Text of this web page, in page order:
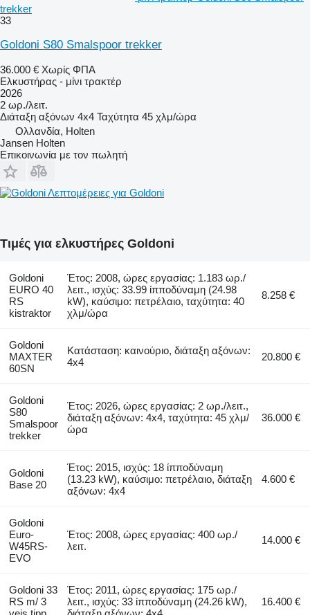
trekker
33
Goldoni S80 Smalspoor trekker
36.000 € Χωρίς ΦΠΑ
Ελκυστήρας - μίνι τρακτέρ
2026
2 ωρ./λειτ.
Διάταξη αξόνων 4x4 Ταχύτητα 45 χλμ/ώρα
Ολλανδία, Holten
Jansen Holten
Επικοινωνία με τον πωλητή
Λεπτομέρειες για Goldoni
Τιμές για ελκυστήρες Goldoni
Goldoni
EURO 40
RS
kistraktor
Έτος: 2008, ώρες εργασίας: 1.183 ωρ./
λειτ., ισχύς: 33.99 ίπποδύναμη (24.98
kW), καύσιμο: πετρέλαιο, ταχύτητα: 40
χλμ/ώρα
8.258 €
Goldoni
MAXTER
60SN
Κατάσταση: καινούριο, διάταξη αξόνων:
4x4
20.800 €
Goldoni
S80
Smalspoor
trekker
Έτος: 2026, ώρες εργασίας: 2 ωρ./λειτ.,
διάταξη αξόνων: 4x4, ταχύτητα: 45 χλμ/
ώρα
36.000 €
Goldoni
Base 20
Έτος: 2015, ισχύς: 18 ίπποδύναμη
(13.23 kW), καύσιμο: πετρέλαιο, διάταξη
αξόνων: 4x4
4.600 €
Goldoni
Euro-
W45RS-
EVO
Έτος: 2008, ώρες εργασίας: 400 ωρ./
λειτ.
14.000 €
Goldoni 33
RS m/ 3
Έτος: 2011, ώρες εργασίας: 175 ωρ./
λειτ., ισχύς: 33 ίπποδύναμη (24.26 kW),
16.400 €